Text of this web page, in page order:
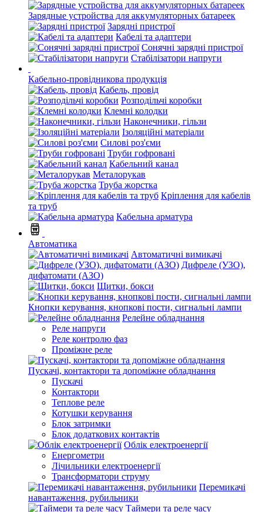
Зарядные устройства для аккумуляторных батареек
Зарядні пристрої
Кабелі та адаптери
Сонячні зарядні пристрої
Стабілізатори напруги
Кабельно-провідникова продукція
Кабель, провід
Розподільчі коробки
Клемні колодки
Наконечники, гільзи
Ізоляційні матеріали
Силові роз'єми
Труби гофровані
Кабельний канал
Металорукав
Труба жорстка
Кріплення для кабелів
та труб
Кабельна арматура
Автоматика
Автоматичні вимикачі
Дифреле (УЗО),
дифатомати (АЗО)
Щитки, бокси
Кнопки керування, кнопкові пости, сигнальні лампи
Релейне обладнання
Реле напруги
Реле контролю фаз
Проміжне реле
Пускачі, контактори та допоміжне обладнання
Пускачі
Контактори
Теплове реле
Котушки керування
Блок затримки
Блок додаткових контактів
Облік електроенергії
Енергометри
Лічильники електроенергії
Трансформатори струму
Перемикачі
навантаження, рубильники
Таймери та реле часу